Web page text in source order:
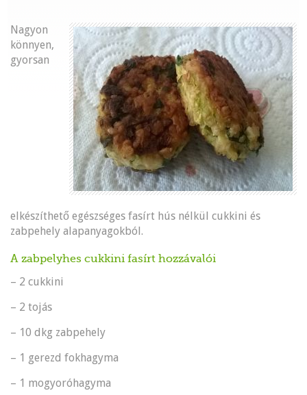
Nagyon
könnyen,
gyorsan
elkészíthető egészséges fasírt hús nélkül cukkini és
zabpehely alapanyagokból.
A zabpelyhes cukkini fasírt hozzávalói
– 2 cukkini
– 2 tojás
– 10 dkg zabpehely
– 1 gerezd fokhagyma
– 1 mogyoróhagyma